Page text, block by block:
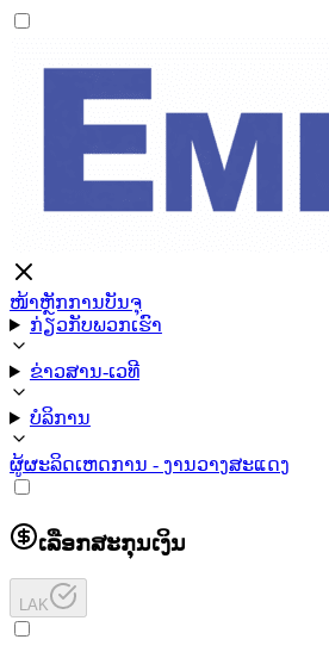
ໜ້າຫຼັກການບັນຈຸ
ກ່ຽວກັບພວກເຮົາ
ຂ່າວສານ-ເວທີ
ບໍລິການ
ຜູ້ຜະລິດເຫດການ - ງານວາງສະແດງ
ເລືອກສະກຸນເງິນ
LAK